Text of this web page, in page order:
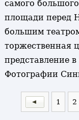
самого
площади перед
большим
торжественная
представление
Фотографии
1 2